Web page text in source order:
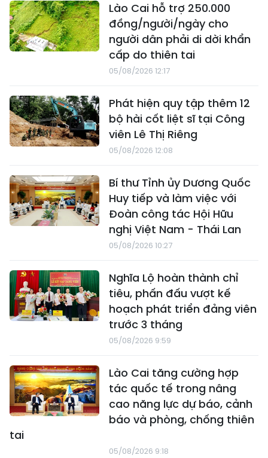
Lào Cai hỗ trợ 250.000
đồng/người/ngày cho
người dân phải di dời khẩn
cấp do thiên tai
05/08/2026 12:17
Phát hiện quy tập thêm 12
bộ hài cốt liệt sĩ tại Công
viên Lê Thị Riêng
05/08/2026 12:08
Bí thư Tỉnh ủy Dương Quốc
Huy tiếp và làm việc với
Đoàn công tác Hội Hữu
nghị Việt Nam - Thái Lan
05/08/2026 10:27
Nghĩa Lộ hoàn thành chỉ
tiêu, phấn đấu vượt kế
hoạch phát triển đảng viên
trước 3 tháng
05/08/2026 9:59
Lào Cai tăng cường hợp
tác quốc tế trong nâng
cao năng lực dự báo, cảnh
báo và phòng, chống thiên
tai
05/08/2026 9:18